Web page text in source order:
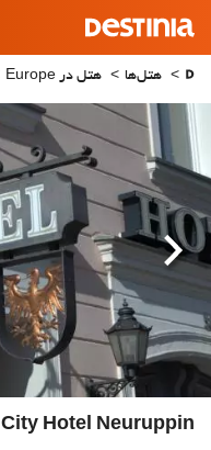
هتل‌ها هتل در Europe
City Hotel Neuruppin
قبلی